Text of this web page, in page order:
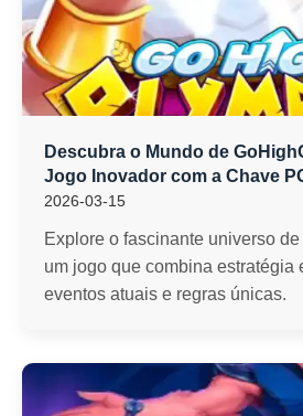
Descubra o Mundo de
Jogo Inovador com a Chave
2026-03-15
Explore o fascinante universo
um jogo que combina estratégia
eventos atuais e regras únicas.